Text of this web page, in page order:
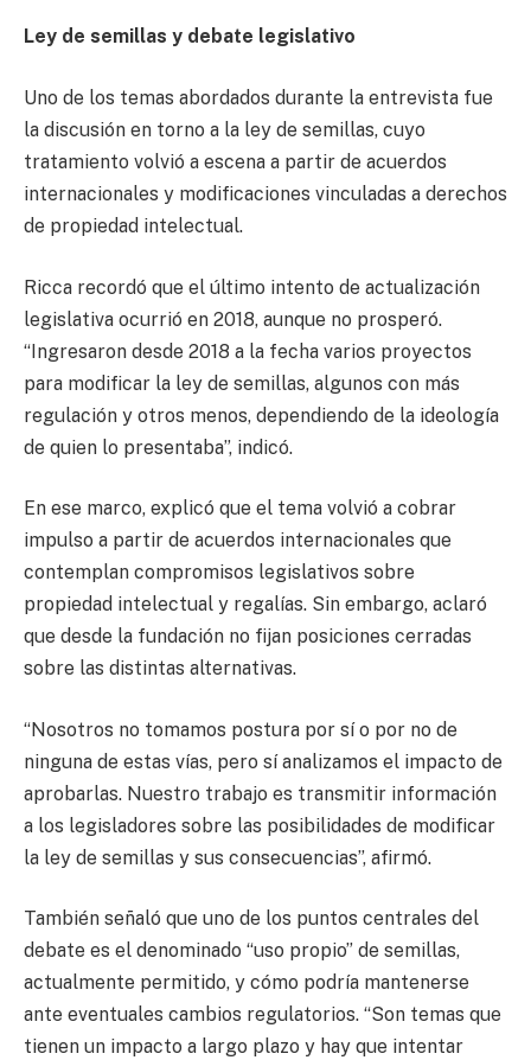
Ley de semillas y debate legislativo
Uno de los temas abordados durante la entrevista fue
la discusión en torno a la ley de semillas, cuyo
tratamiento volvió a escena a partir de acuerdos
internacionales y modificaciones vinculadas a derechos
de propiedad intelectual.
Ricca recordó que el último intento de actualización
legislativa ocurrió en 2018, aunque no prosperó.
“Ingresaron desde 2018 a la fecha varios proyectos
para modificar la ley de semillas, algunos con más
regulación y otros menos, dependiendo de la ideología
de quien lo presentaba”, indicó.
En ese marco, explicó que el tema volvió a cobrar
impulso a partir de acuerdos internacionales que
contemplan compromisos legislativos sobre
propiedad intelectual y regalías. Sin embargo, aclaró
que desde la fundación no fijan posiciones cerradas
sobre las distintas alternativas.
“Nosotros no tomamos postura por sí o por no de
ninguna de estas vías, pero sí analizamos el impacto de
aprobarlas. Nuestro trabajo es transmitir información
a los legisladores sobre las posibilidades de modificar
la ley de semillas y sus consecuencias”, afirmó.
También señaló que uno de los puntos centrales del
debate es el denominado “uso propio” de semillas,
actualmente permitido, y cómo podría mantenerse
ante eventuales cambios regulatorios. “Son temas que
tienen un impacto a largo plazo y hay que intentar